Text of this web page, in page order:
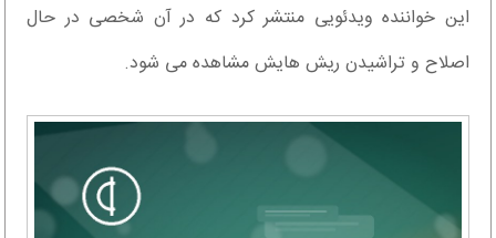
این خواننده ویدئویی منتشر کرد که در آن شخصی در حال
اصلاح و تراشیدن ریش هایش مشاهده می شود.